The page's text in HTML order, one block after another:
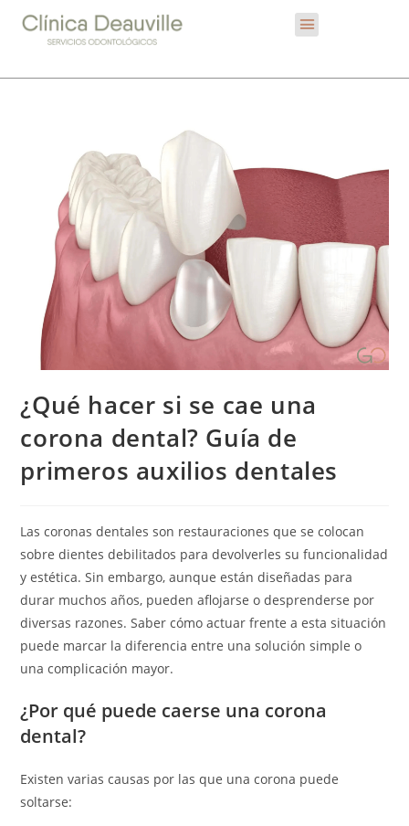
¿Qué hacer si se cae una
corona dental? Guía de
primeros auxilios dentales
Las coronas dentales son restauraciones que se colocan
sobre dientes debilitados para devolverles su funcionalidad
y estética. Sin embargo, aunque están diseñadas para
durar muchos años, pueden aflojarse o desprenderse por
diversas razones. Saber cómo actuar frente a esta situación
puede marcar la diferencia entre una solución simple o
una complicación mayor.
¿Por qué puede caerse una corona
dental?
Existen varias causas por las que una corona puede
soltarse: